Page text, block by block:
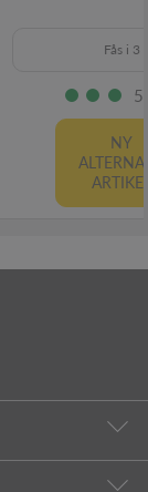
Fås i 3
NY